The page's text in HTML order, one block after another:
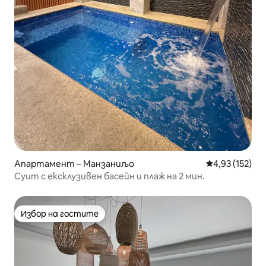
Апартамент – Манзаниљо Средна
4,93 (152)
Суит с ексклузивен басейн и плаж на 2 мин.
Избор на гостите
Избор на гостите